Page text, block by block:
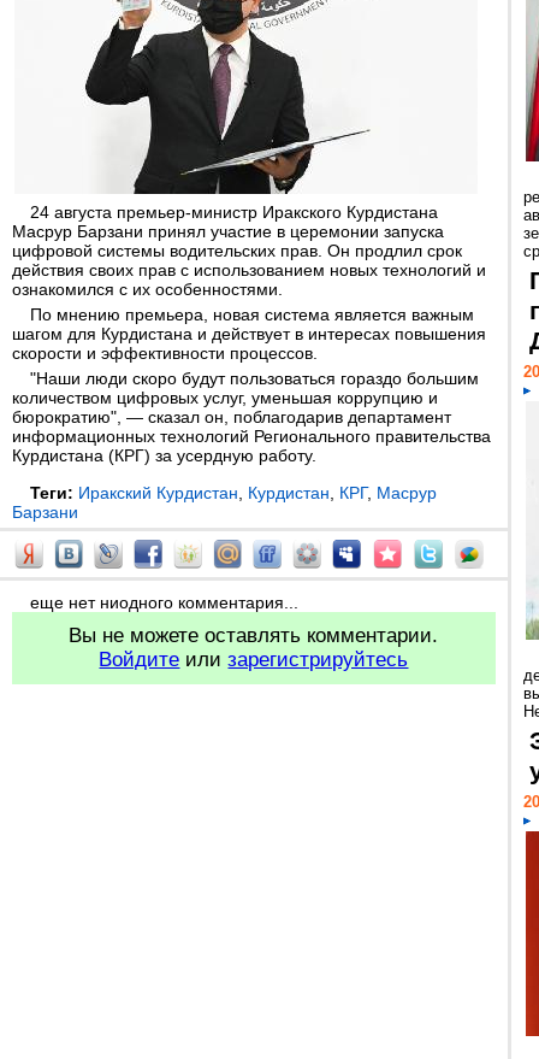
24 августа премьер-министр Иракского Курдистана
Масрур Барзани принял участие в церемонии запуска
цифровой системы водительских прав. Он продлил срок
действия своих прав с использованием новых технологий и
ознакомился с их особенностями.
По мнению премьера, новая система является важным
шагом для Курдистана и действует в интересах повышения
скорости и эффективности процессов.
"Наши люди скоро будут пользоваться гораздо большим
количеством цифровых услуг, уменьшая коррупцию и
бюрократию", — сказал он, поблагодарив департамент
информационных технологий Регионального правительства
Курдистана (КРГ) за усердную работу.
Теги: Иракский Курдистан Курдистан КРГ, Масрур
Барзани
еще нет ниодного комментария...
Вы не можете оставлять комментарии.
Войдите илизарегистрируйтесь